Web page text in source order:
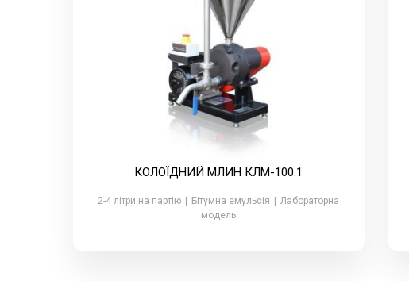
КОЛОЇДНИЙ МЛИН КЛМ-100.1
2-4 літри на партію Бітумна емульсія
Лабораторна
модель